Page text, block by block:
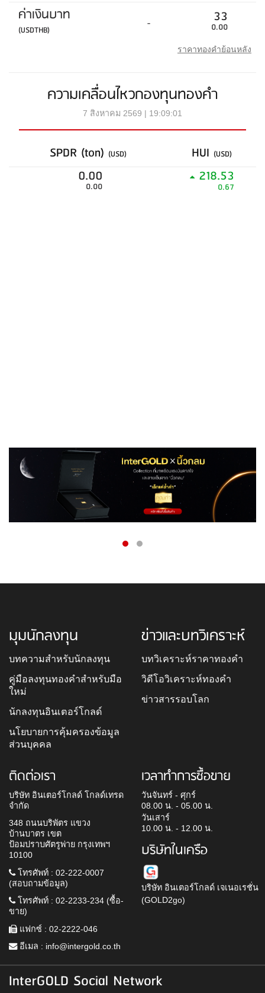
ค่าเงินบาท
(USDTHB) - 33
0.00
ราคาทองคำย้อนหลัง
ความเคลื่อนไหวกองทุนทองคำ
7 สิงหาคม 2569 | 19:09:01
SPDR (ton) (USD) HUI (USD)
0.00
0.00
218.53
0.67
มุมนักลงทุน
บทความสำหรับนักลงทุน
คู่มือลงทุนทองคำสำหรับมือ
ใหม่
นักลงทุนอินเตอร์โกลด์
นโยบายการคุ้มครองข้อมูล
ส่วนบุคคล
ข่าวและบทวิเคราะห์
บทวิเคราะห์ราคาทองคำ
วิดีโอวิเคราะห์ทองคำ
ข่าวสารรอบโลก
ติดต่อเรา
บริษัท อินเตอร์โกลด์ โกลด์เทรด
จำกัด
348 ถนนบริพัตร แขวง
บ้านบาตร เขต
ป้อมปราบศัตรูพ่าย กรุงเทพฯ
10100
โทรศัพท์ : 02-222-0007
(สอบถามข้อมูล)
โทรศัพท์ : 02-2233-234 (ซื้อ-
ขาย)
แฟกซ์ : 02-2222-046
อีเมล : info@intergold.co.th
เวลาทำการซื้อขาย
วันจันทร์ - ศุกร์
08.00 น. - 05.00 น.
วันเสาร์
10.00 น. - 12.00 น.
บริษัทในเครือ
บริษัท อินเตอร์โกลด์ เจเนอเรชั่น
(GOLD2go)
InterGOLD Social Network